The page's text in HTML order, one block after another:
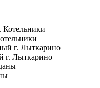
г. Лыткарино